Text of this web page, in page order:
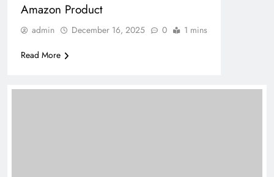
Amazon Product
admin December 16, 2025 0 1 mins
Read More